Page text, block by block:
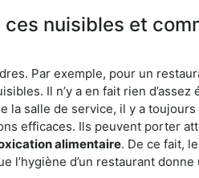
nuisibles et
Par exemple, pour un
Il n’y a en fait rien
la salle de service, il y a
efficaces. Ils peuvent porter
alimentaire. De ce fait,
d’un restaurant